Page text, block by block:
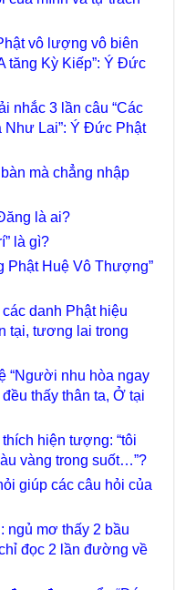
vô lượng vô biên
tăng Kỳ Kiếp”: Ý Đức
nhắc 3 lần câu “Các
Lai”: Ý Đức Phật
mà chẳng nhập
là ai?
là gì?
Phật Huệ Vô Thượng”
danh Phật hiệu
tại, tương lai trong
“Người nhu hòa ngay
thấy thân ta, Ở tại
hiện tượng: “tôi
vàng trong suốt…”?
giúp các câu hỏi của
ngủ mơ thấy 2 bầu
đọc 2 lần đường về